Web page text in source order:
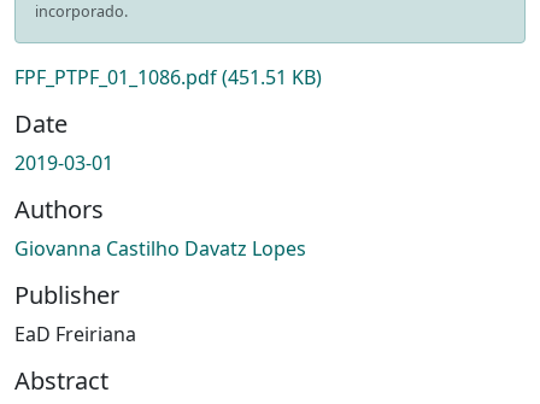
incorporado.
FPF_PTPF_01_1086.pdf(451.51 KB)
Date
2019-03-01
Authors
Giovanna Castilho Davatz Lopes
Publisher
EaD Freiriana
Abstract